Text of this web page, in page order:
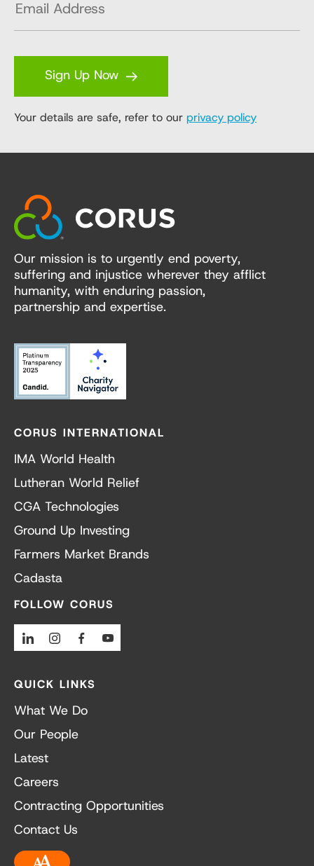
Sign Up Now
Your details are safe, refer to our privacy policy
Our mission is to urgently end poverty,
suffering and injustice wherever they afflict
humanity, with enduring passion,
partnership and expertise.
CORUS INTERNATIONAL
IMA World Health
Lutheran World Relief
CGA Technologies
Ground Up Investing
Farmers Market Brands
Cadasta
FOLLOW CORUS
LinkedinInstagramFacebook
QUICK LINKS
What We Do
Our People
Latest
Careers
Contracting Opportunities
Contact Us